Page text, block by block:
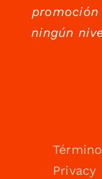
promoción
ningún
Privacy